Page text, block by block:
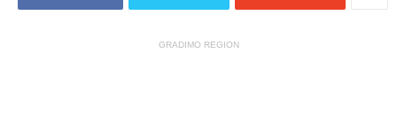
GRADIMO REGION